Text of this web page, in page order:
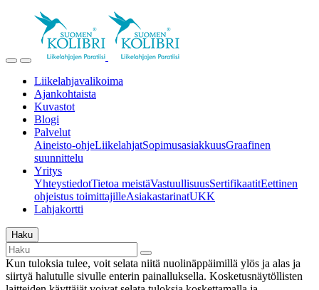
Liikelahjavalikoima
Ajankohtaista
Kuvastot
Blogi
Palvelut
Aineisto-ohjeLiikelahjatSopimusasiakkuusGraafinen
suunnittelu
Yritys
YhteystiedotTietoa meistäVastuullisuusSertifikaatitEettinen
ohjeistus toimittajilleAsiakastarinatUKK
Lahjakortti
Haku
Kun tuloksia tulee, voit selata niitä nuolinäppäimillä ylös ja alas ja
siirtyä halutulle sivulle enterin painalluksella. Kosketusnäytöllisten